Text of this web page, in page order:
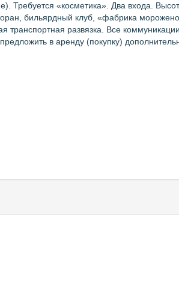
Требуется «косметика». Два входа.
бильярдный клуб, «фабрика
транспортная развязка. Все
в аренду (покупку)